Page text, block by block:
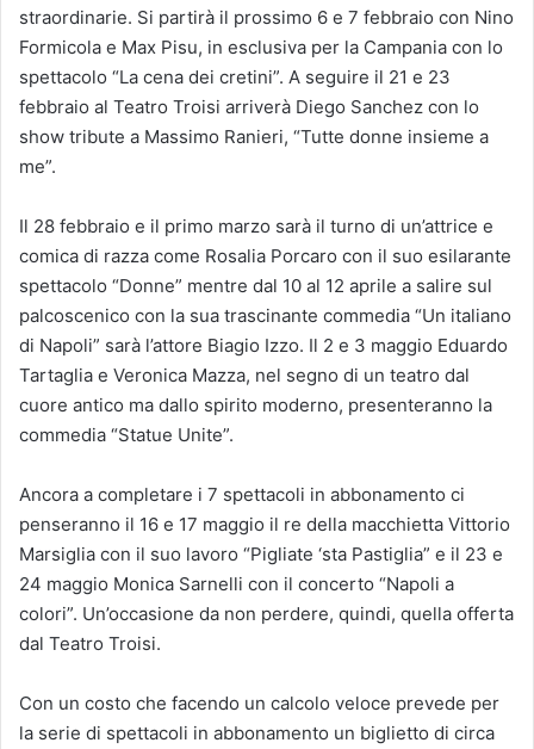
straordinarie. Si partirà il prossimo 6 e 7 febbraio con Nino
Formicola e Max Pisu, in esclusiva per la Campania con lo
spettacolo “La cena dei cretini”. A seguire il 21 e 23
febbraio al Teatro Troisi arriverà Diego Sanchez con lo
show tribute a Massimo Ranieri, “Tutte donne insieme a
me”.
Il 28 febbraio e il primo marzo sarà il turno di un’attrice e
comica di razza come Rosalia Porcaro con il suo esilarante
spettacolo “Donne” mentre dal 10 al 12 aprile a salire sul
palcoscenico con la sua trascinante commedia “Un italiano
di Napoli” sarà l’attore Biagio Izzo. Il 2 e 3 maggio Eduardo
Tartaglia e Veronica Mazza, nel segno di un teatro dal
cuore antico ma dallo spirito moderno, presenteranno la
commedia “Statue Unite”.
Ancora a completare i 7 spettacoli in abbonamento ci
penseranno il 16 e 17 maggio il re della macchietta Vittorio
Marsiglia con il suo lavoro “Pigliate ‘sta Pastiglia” e il 23 e
24 maggio Monica Sarnelli con il concerto “Napoli a
colori”. Un’occasione da non perdere, quindi, quella offerta
dal Teatro Troisi.
Con un costo che facendo un calcolo veloce prevede per
la serie di spettacoli in abbonamento un biglietto di circa